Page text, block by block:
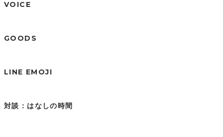
VOICE
GOODS
LINE EMOJI
対談：はなしの時間